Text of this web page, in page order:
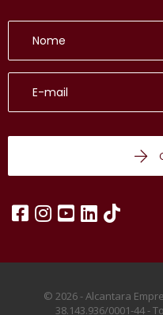
© 2026 - Alcantara
38.143.936/0001-44 -